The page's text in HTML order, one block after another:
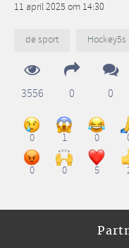
11 april 2025 om 14:30
de sport Hockey5s
3556 0 0
0 1 0
0 0 5